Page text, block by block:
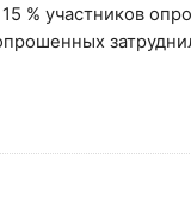
% участников